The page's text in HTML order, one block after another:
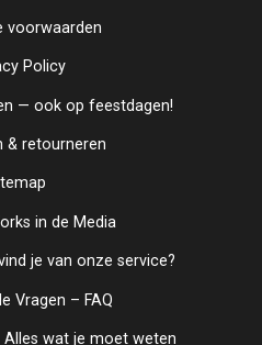
voorwaarden
Policy
— ook op feestdagen!
& retourneren
in de Media
je van onze service?
Vragen – FAQ
wat je moet weten